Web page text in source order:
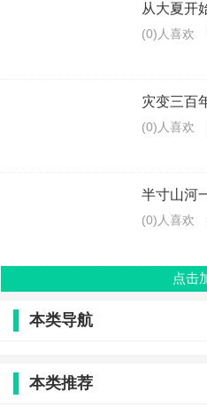
从大夏开
(0)人喜欢
灾变三百
(0)人喜欢
半寸山河
(0)人喜欢
点击
本类导航
本类推荐